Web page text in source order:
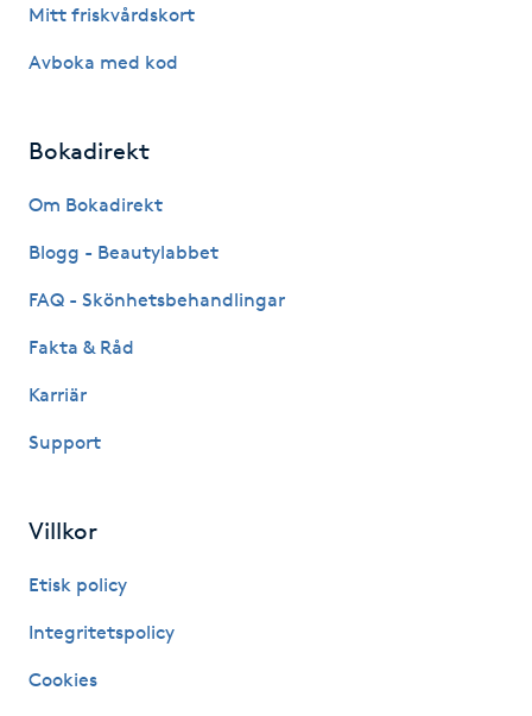
HIFU
Hot Stone Massage
Hot yoga
Huduppstramning
Hyaluronsyra
Hyperhidros
Mitt friskvårdskort
Avboka med kod
Bokadirekt
Om Bokadirekt
Blogg - Beautylabbet
FAQ - Skönhetsbehandlingar
Fakta & Råd
Karriär
Support
Villkor
Etisk policy
Integritetspolicy
Cookies